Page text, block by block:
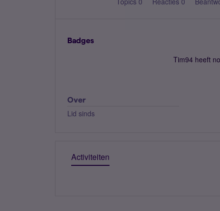
Badges
Tim94 heeft
Over
Lid sinds
Activiteiten